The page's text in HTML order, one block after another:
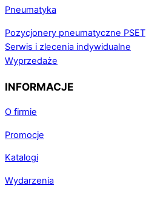
Pneumatyka
Pozycjonery pneumatyczne PSET
Serwis i zlecenia indywidualne
Wyprzedaże
INFORMACJE
O firmie
Promocje
Katalogi
Wydarzenia